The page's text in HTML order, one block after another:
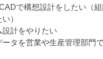
で構想設計をしたい（
）
設計をやりたい
ータを営業や生産管理部門